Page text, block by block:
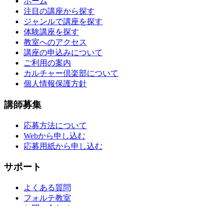
注目の講座から探す
ジャンルで講座を探す
体験講座を探す
教室へのアクセス
講座の申込みについて
ご利用の案内
カルチャー倶楽部について
個人情報保護方針
講師募集
応募方法について
Webから申し込む
応募用紙から申し込む
サポート
よくある質問
フォルテ教室